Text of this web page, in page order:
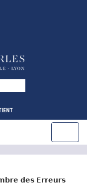
𝗱𝗲𝘀 𝗘𝗿𝗿𝗲𝘂𝗿𝘀